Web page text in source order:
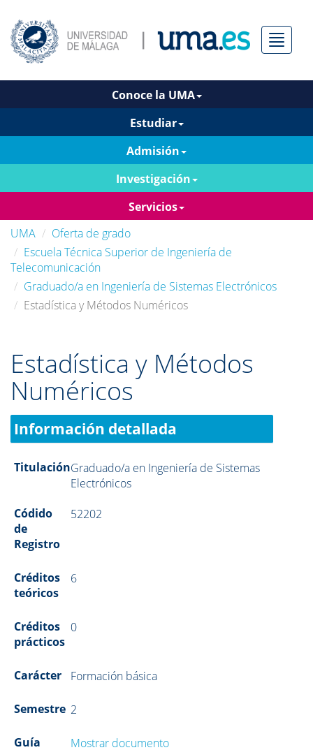
Menú
Conoce la UMA
Estudiar
Admisión
Investigación
Servicios
UMA
Oferta de grado
Escuela Técnica Superior de Ingeniería de
Telecomunicación
Graduado/a en Ingeniería de Sistemas Electrónicos
Estadística y Métodos Numéricos
Estadística y Métodos
Numéricos
Información detallada
TitulaciónGraduado/a en Ingeniería de Sistemas
Electrónicos
Códido
de
Registro
52202
Créditos
teóricos
6
Créditos
prácticos
0
Carácter Formación básica
Semestre 2
Guía
Mostrar documento